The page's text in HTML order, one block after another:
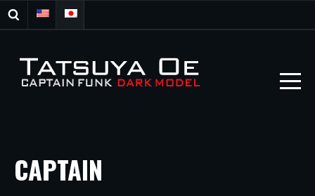
CAPTAIN